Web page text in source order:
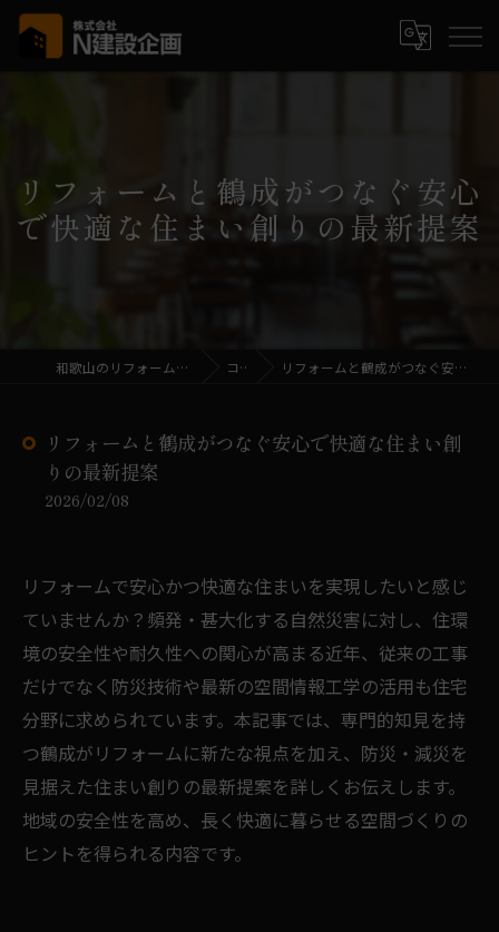
リフォームと鶴成がつなぐ安心
で快適な住まい創りの最新提案
和歌山のリフォームなら株式会社N建設企画 コラム リフォームと鶴成がつなぐ安心で快適な住まい創りの最新提案
リフォームと鶴成がつなぐ安心で快適な住まい創
りの最新提案
2026/02/08
リフォームで安心かつ快適な住まいを実現したいと感じ
ていませんか？頻発・甚大化する自然災害に対し、住環
境の安全性や耐久性への関心が高まる近年、従来の工事
だけでなく防災技術や最新の空間情報工学の活用も住宅
分野に求められています。本記事では、専門的知見を持
つ鶴成がリフォームに新たな視点を加え、防災・減災を
見据えた住まい創りの最新提案を詳しくお伝えします。
地域の安全性を高め、長く快適に暮らせる空間づくりの
ヒントを得られる内容です。